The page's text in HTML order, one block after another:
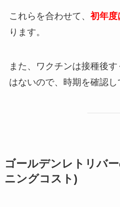
これらを合わせて、 初年度
ります。
また、ワクチンは接種後
はないので、時期を確認し
ゴールデンレトリバ
ニングコスト)